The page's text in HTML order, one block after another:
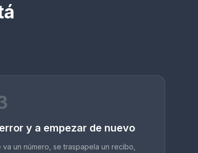
y a empezar de nuevo
va un número, se traspapela un recibo,